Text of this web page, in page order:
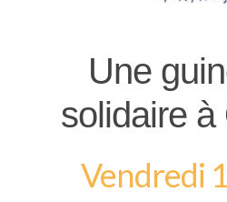
Une
solidaire à
Vendredi